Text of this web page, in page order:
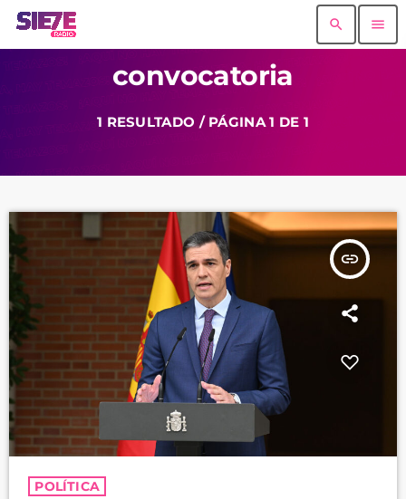
search menu
convocatoria
1 RESULTADO / PÁGINA 1 DE 1
insert_link
POLÍTICA